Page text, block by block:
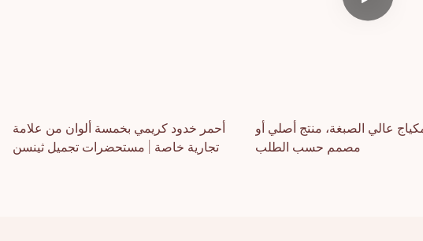
أحمر خدود كريمي بخمسة ألوان من علامة
تجارية خاصة | مستحضرات تجميل ثينسن
عالي الصبغة، منتج أصلي أو
مصمم حسب الطلب